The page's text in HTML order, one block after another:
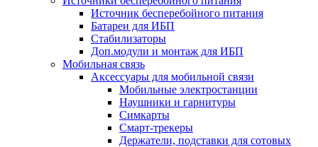
Источник бесперебойного питания
Батареи для ИБП
Стабилизаторы
Доп.модули и монтаж для ИБП
Мобильная связь
Аксессуары для мобильной связи
Мобильные электростанции
Наушники и гарнитуры
Симкарты
Смарт-трекеры
Держатели, подставки для сотовых